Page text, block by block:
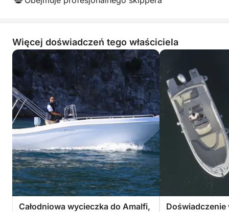
Więcej doświadczeń tego właściciela
Całodniowa wycieczka do Amalfi,
Doświadczenie